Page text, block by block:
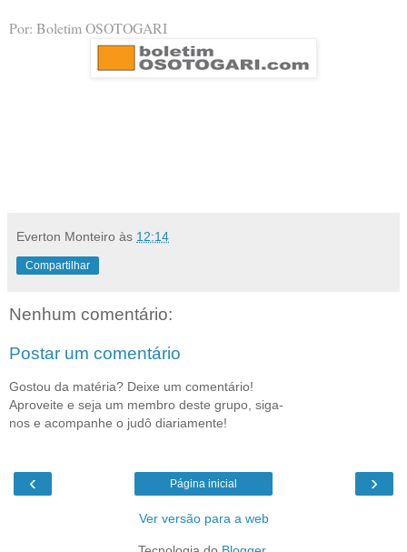
Por: Boletim OSOTOGARI
Everton Monteiro às 12:14
Compartilhar
Nenhum comentário:
Postar um comentário
Gostou da matéria? Deixe um comentário!
Aproveite e seja um membro deste grupo, siga-
nos e acompanhe o judô diariamente!
‹ ›
Página inicial
Ver versão para a web